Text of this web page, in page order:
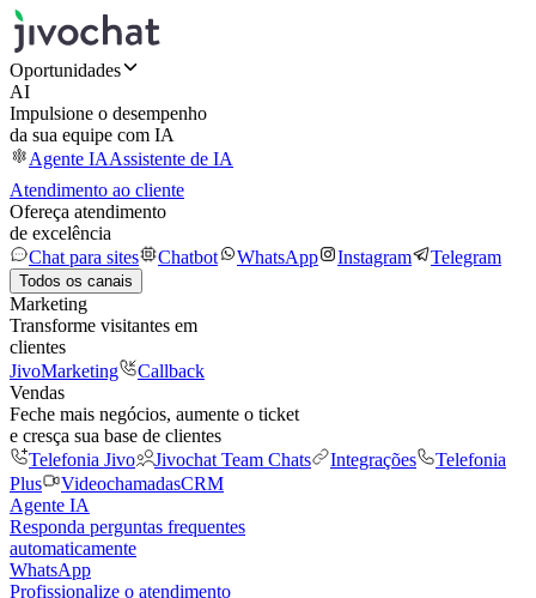
Oportunidades
AI
Impulsione o desempenho
da sua equipe com IA
Agente IAAssistente de IA
Atendimento ao cliente
Ofereça atendimento
de excelência
Chat para sites
Chatbot WhatsApp Instagram Telegram
Todos os canais
Marketing
Transforme visitantes em
clientes
JivoMarketing
Callback
Vendas
Feche mais negócios, aumente o ticket
e cresça sua base de clientes
Telefonia Jivo
Jivochat Team Chats Integrações
Telefonia
Plus
VideochamadasCRM
Agente IA
Responda perguntas frequentes
automaticamente
WhatsApp
Profissionalize o atendimento